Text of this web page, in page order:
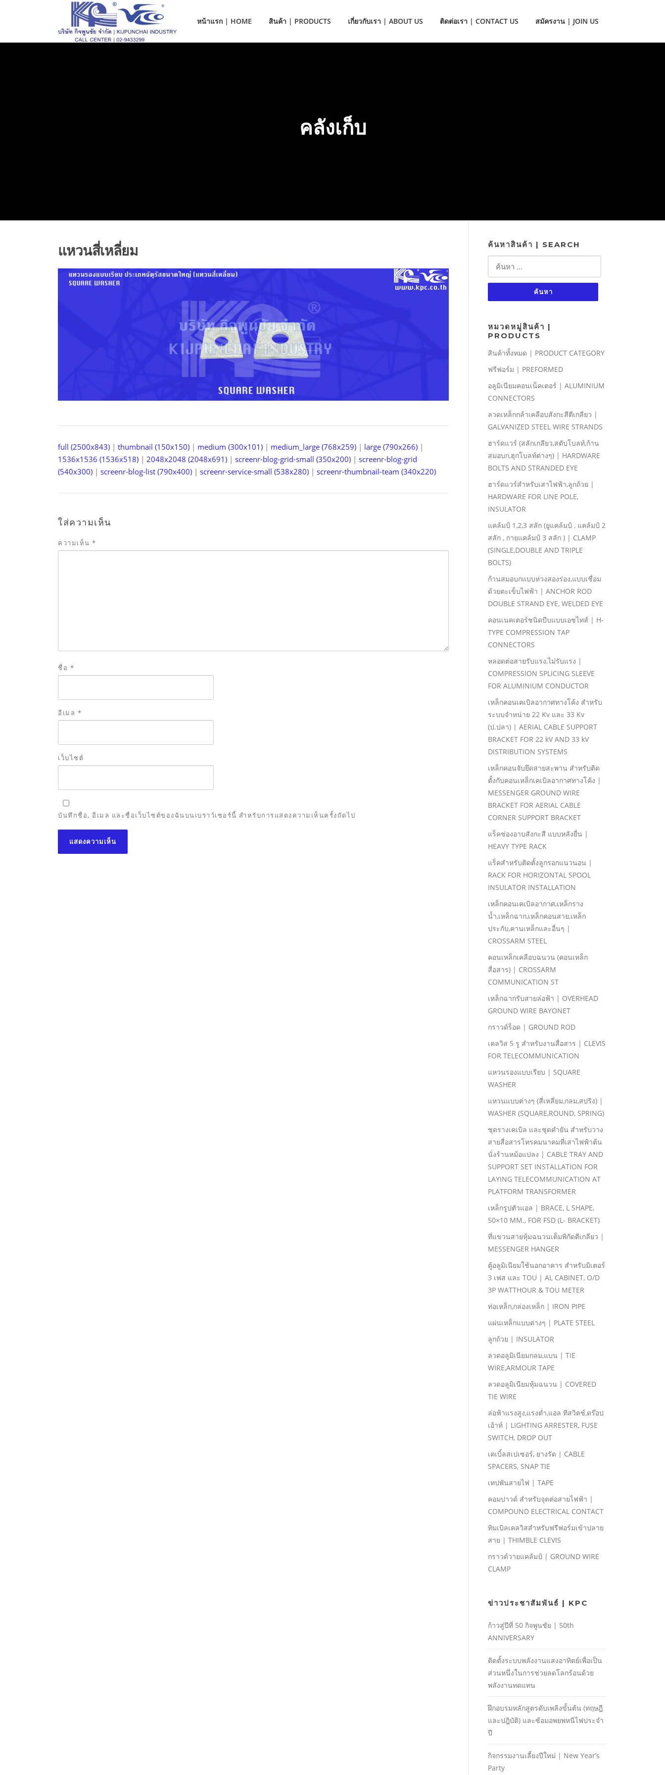
เนื้อหา
หน้าแรก | HOME สินค้า | PRODUCTS เกี่ยวกับเรา | ABOUT US ติดต่อเรา | CONTACT US สมัครงาน | JOIN US
คลังเก็บ
แหวนสี่เหลี่ยม
full (2500x843) | thumbnail (150x150) | medium (300x101) | medium_large (768x259) | large (790x266) |
1536x1536 (1536x518) | 2048x2048 (2048x691) | screenr-blog-grid-small (350x200) | screenr-blog-grid
(540x300) | screenr-blog-list (790x400) | screenr-service-small (538x280) | screenr-thumbnail-team (340x220)
ใส่ความเห็น
ความเห็น *
ชื่อ *
อีเมล *
เว็บไซต์
บันทึกชื่อ, อีเมล และชื่อเว็บไซต์ของฉันบนเบราว์เซอร์นี้ สำหรับการแสดงความเห็นครั้งถัดไป
ค้นหาสินค้า | SEARCH
ค้นหา
หมวดหมู่สินค้า |
PRODUCTS
สินค้าทั้งหมด | PRODUCT CATEGORY
ฟรีฟอร์ม | PREFORMED
อลูมิเนียมคอนเน็คเตอร์ | ALUMINIUM
CONNECTORS
ลวดเหล็กกล้าเคลือบสังกะสีตีเกลียว |
GALVANIZED STEEL WIRE STRANDS
ฮาร์ดแวร์ (สลักเกลียว,สตับโบลท์,ก้าน
สมอบก,ฮุกโบลท์ต่างๆ) | HARDWARE
BOLTS AND STRANDED EYE
ฮาร์ดแวร์สําหรับเสาไฟฟ้า,ลูกถ้วย |
HARDWARE FOR LINE POLE,
INSULATOR
แคล้มป์ 1,2,3 สลัก (ยูแคล้มป์ , แคล้มป์ 2
สลัก , กายแคล้มป์ 3 สลัก ) | CLAMP
(SINGLE,DOUBLE AND TRIPLE
BOLTS)
ก้านสมอบกแบบห่วงสองร่อง,แบบเชื่อม
ด้วยตะเข็บไฟฟ้า | ANCHOR ROD
DOUBLE STRAND EYE, WELDED EYE
คอนเนคเตอร์ชนิดบีบแบบเอชไทส์ | H-
TYPE COMPRESSION TAP
CONNECTORS
หลอดต่อสายรับแรง,ไม่รับแรง |
COMPRESSION SPLICING SLEEVE
FOR ALUMINIUM CONDUCTOR
เหล็กคอนเคเบิลอากาศทางโค้ง สําหรับ
ระบบจําหน่าย 22 Kv และ 33 Kv
(ป.ปลา) | AERIAL CABLE SUPPORT
BRACKET FOR 22 kV AND 33 kV
DISTRIBUTION SYSTEMS
เหล็กคอนจับยึดสายสะพาน สําหรับติด
ตั้งกับคอนเหล็กเคเบิลอากาศทางโค้ง |
MESSENGER GROUND WIRE
BRACKET FOR AERIAL CABLE
CORNER SUPPORT BRACKET
แร็คช่องอาบสังกะสี แบบหลังยื่น |
HEAVY TYPE RACK
แร็คสําหรับติดตั้งลูกรอกแนวนอน |
RACK FOR HORIZONTAL SPOOL
INSULATOR INSTALLATION
เหล็กคอนเคเบิลอากาศ,เหล็กราง
นํ้า,เหล็กฉาก,เหล็กคอนสาย,เหล็ก
ประกับ,คานเหล็กและอื่นๆ |
CROSSARM STEEL
คอนเหล็กเคลือบฉนวน (คอนเหล็ก
สื่อสาร) | CROSSARM
COMMUNICATION ST
เหล็กฉากรับสายล่อฟ้า | OVERHEAD
GROUND WIRE BAYONET
กราวด์ร็อด | GROUND ROD
เคลวิส 5 รู สําหรับงานสื่อสาร | CLEVIS
FOR TELECOMMUNICATION
แหวนรองแบบเรียบ | SQUARE
WASHER
แหวนแบบต่างๆ (สี่เหลี่ยม,กลม,สปริง) |
WASHER (SQUARE,ROUND, SPRING)
ชุดรางเคเบิล และชุดคํายัน สําหรับวาง
สายสื่อสารโทรคมนาคมที่เสาไฟฟ้าต้น
นั่งร้านหม้อแปลง | CABLE TRAY AND
SUPPORT SET INSTALLATION FOR
LAYING TELECOMMUNICATION AT
PLATFORM TRANSFORMER
เหล็กรูปตัวแอล | BRACE, L SHAPE,
50×10 MM., FOR FSD (L- BRACKET)
ที่แขวนสายหุ้มฉนวนเต็มพิกัดตีเกลียว |
MESSENGER HANGER
ตู้อลูมิเนียมใช้นอกอาคาร สําหรับมิเตอร์
3 เฟส และ TOU | AL CABINET, O/D
3P WATTHOUR & TOU METER
ท่อเหล็ก,กล่องเหล็ก | IRON PIPE
แผ่นเหล็กแบบต่างๆ | PLATE STEEL
ลูกถ้วย | INSULATOR
ลวดอลูมิเนียมกลม,แบน | TIE
WIRE,ARMOUR TAPE
ลวดอลูมิเนียมหุ้มฉนวน | COVERED
TIE WIRE
ล่อฟ้าแรงสูง,แรงตํ่า,แอล ทีสวิตช์,ดร๊อป
เอ้าท์ | LIGHTING ARRESTER, FUSE
SWITCH, DROP OUT
เคเบิ้ลสเปเซอร์, ยางรัด | CABLE
SPACERS, SNAP TIE
เทปพันสายไฟ | TAPE
คอมปาวด์ สําหรับจุดต่อสายไฟฟ้า |
COMPOUND ELECTRICAL CONTACT
ทิมเบิลเคลวิสสําหรับฟรีฟอร์มเข้าปลาย
สาย | THIMBLE CLEVIS
กราวด์วายแคล้มป์ | GROUND WIRE
CLAMP
ข่าวประชาสัมพันธ์ | KPC
ก้าวสู่ปีที่ 50 กิจพูนชัย | 50th
ANNIVERSARY
ติดตั้งระบบพลังงานแสงอาทิตย์เพื่อเป็น
ส่วนหนึ่งในการช่วยลดโลกร้อนด้วย
พลังงานทดแทน
ฝึกอบรมหลักสูตรดับเพลิงขั้นต้น (ทฤษฎี
และปฎิบัติ) และซ้อมอพยพหนีไฟประจํา
ปี
กิจกรรมงานเลี้ยงปีใหม่ | New Year’s
Party